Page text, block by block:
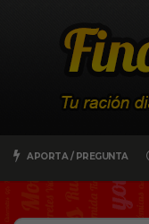
APORTA / PREGUNTA